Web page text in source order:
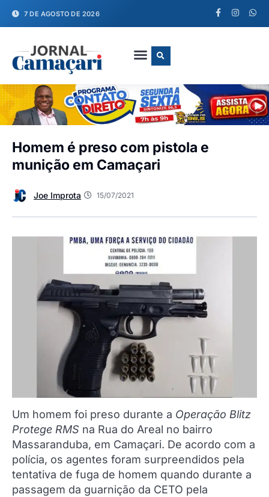
7 DE AGOSTO DE 2026
Homem é preso com pistola e
munição em Camaçari
Joe Improta 15/07/2021
Um homem foi preso durante a Operação Blitz
Protege RMS na Rua do Areal no bairro
Massaranduba, em Camaçari. De acordo com a
polícia, os agentes foram surpreendidos pela
tentativa de fuga de homem quando durante a
passagem da guarnição da CETO pela